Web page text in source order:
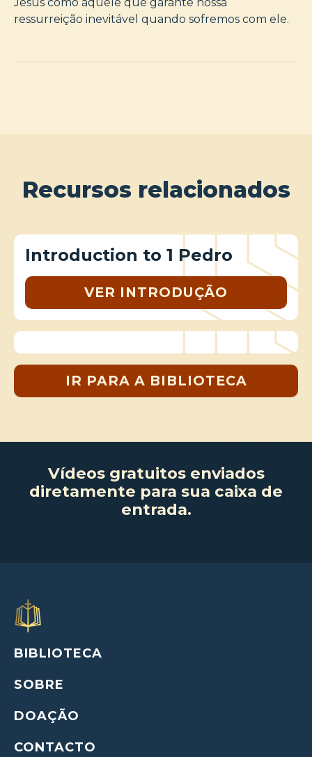
ressurreição inevitável quando sofremos com ele.
Recursos relacionados
Introduction to 1 Pedro
VER INTRODUÇÃO
IR PARA A BIBLIOTECA
Vídeos gratuitos enviados
diretamente para sua caixa de
entrada.
BIBLIOTECA
SOBRE
DOAÇÃO
CONTACTO